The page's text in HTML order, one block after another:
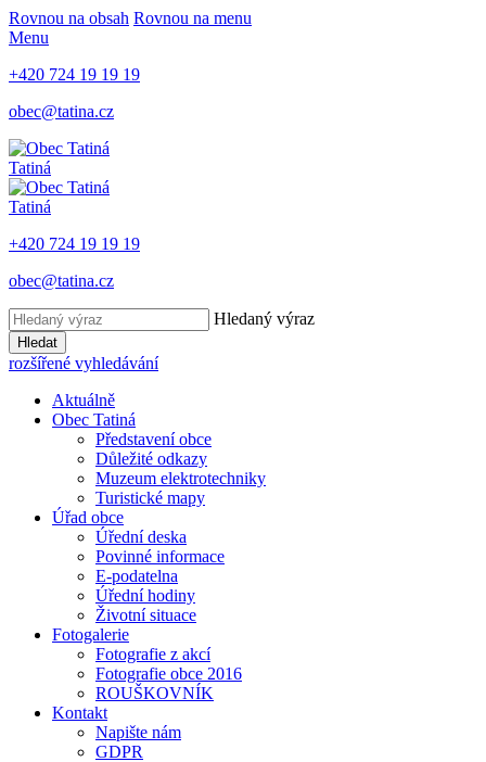
Rovnou na obsah Rovnou na menu
Menu
+420 724 19 19 19
obec@tatina.cz
Tatiná
Tatiná
+420 724 19 19 19
obec@tatina.cz
Hledaný výraz
Hledat
rozšířené vyhledávání
Aktuálně
Obec Tatiná
Představení obce
Důležité odkazy
Muzeum elektrotechniky
Turistické mapy
Úřad obce
Úřední deska
Povinné informace
E-podatelna
Úřední hodiny
Životní situace
Fotogalerie
Fotografie z akcí
Fotografie obce 2016
ROUŠKOVNÍK
Kontakt
Napište nám
GDPR